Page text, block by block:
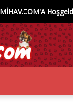
MİHAV.COM'A